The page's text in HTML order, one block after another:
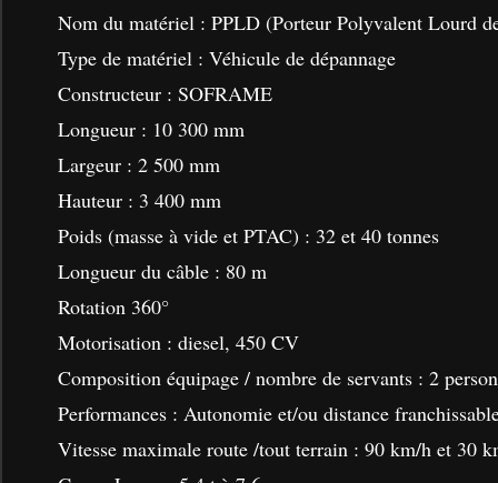
Nom du matériel : PPLD (Porteur Polyvalent Lourd
Type de matériel : Véhicule de dépannage
Constructeur : SOFRAME
Longueur : 10 300 mm
Largeur : 2 500 mm
Hauteur : 3 400 mm
Poids (masse à vide et PTAC) : 32 et 40 tonnes
Longueur du câble : 80 m
Rotation 360°
Motorisation : diesel, 450 CV
Composition équipage / nombre de servants : 2
Performances : Autonomie et/ou distance
Vitesse maximale route /tout terrain : 90 km/h et 30